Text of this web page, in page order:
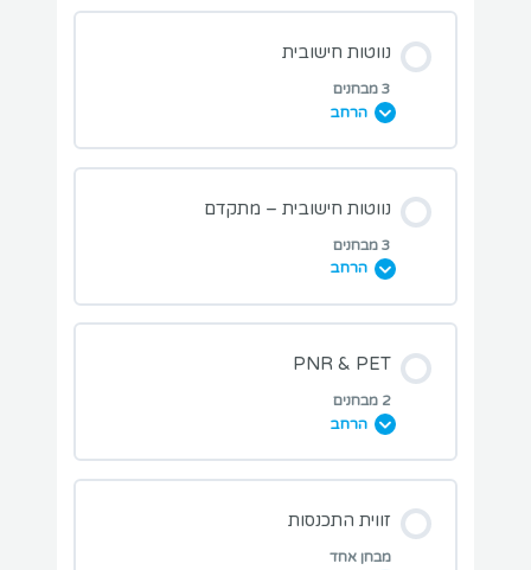
מבחן NDB
מבחן HSI וRMI
נווטות חישובית
3 מבחנים
הרחב
מבחן משפט פיתגורס
מבחן חוק 1 ל60
נווטות חישובית – מתקדם
3 מבחנים
הרחב
מבחן מספר מאך
PNR & PET
2 מבחנים
הרחב
זווית התכנסות
מבחן אחד